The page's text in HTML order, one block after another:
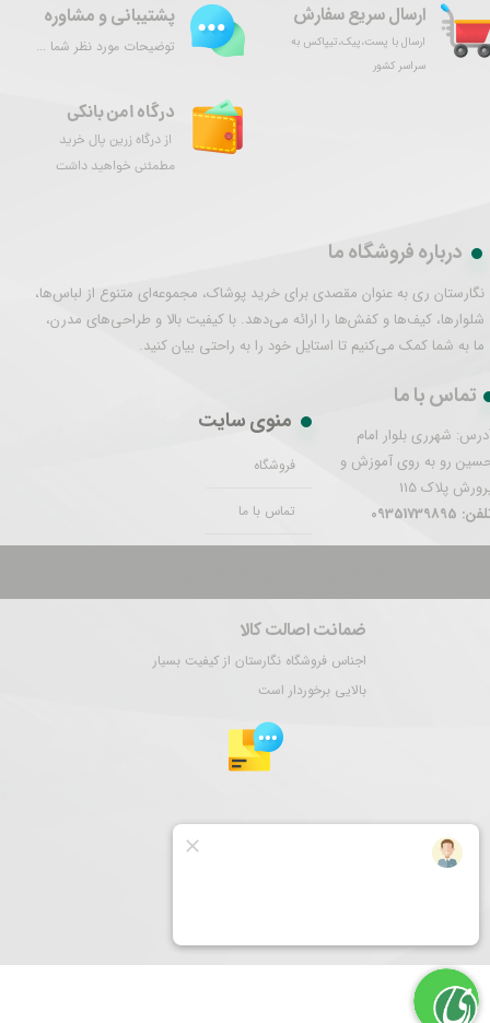
ضمانت اصالت کالا
اجناس فروشگاه نگارستان از کیفیت بسیار
بالایی برخوردار است
ارسال سریع سفارش
ارسال با پست،پیک،تیپاکس به
سراسر کشور
درگاه امن بانکی
از درگاه زرین پال خرید
مطمئنی خواهید داشت
پشتیبانی و مشاوره
توضیحات مورد نظر شما ...
درباره فروشگاه ما
نگارستان ری به عنوان مقصدی برای خرید پوشاک، مجموعه‌ای متنوع از لباس‌ها،
شلوارها، کیف‌ها و کفش‌ها را ارائه می‌دهد. با کیفیت بالا و طراحی‌های مدرن،
ما به شما کمک می‌کنیم تا استایل خود را به راحتی بیان کنید.
تماس با ما
شهرری بلوار امام
رو به روی آموزش و
پلاک 115
09351739895
منوی سایت
فروشگاه
تماس با ما